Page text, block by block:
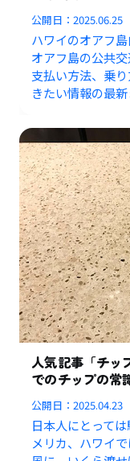
公開日：2025.06.25
ハワイのオアフ
オアフ島の公共
支払い方法、乗
きたい情報の最新
人気記事「チッ
でのチップの常
公開日：2025.04.23
日本人にとって
メリカ、ハワイ